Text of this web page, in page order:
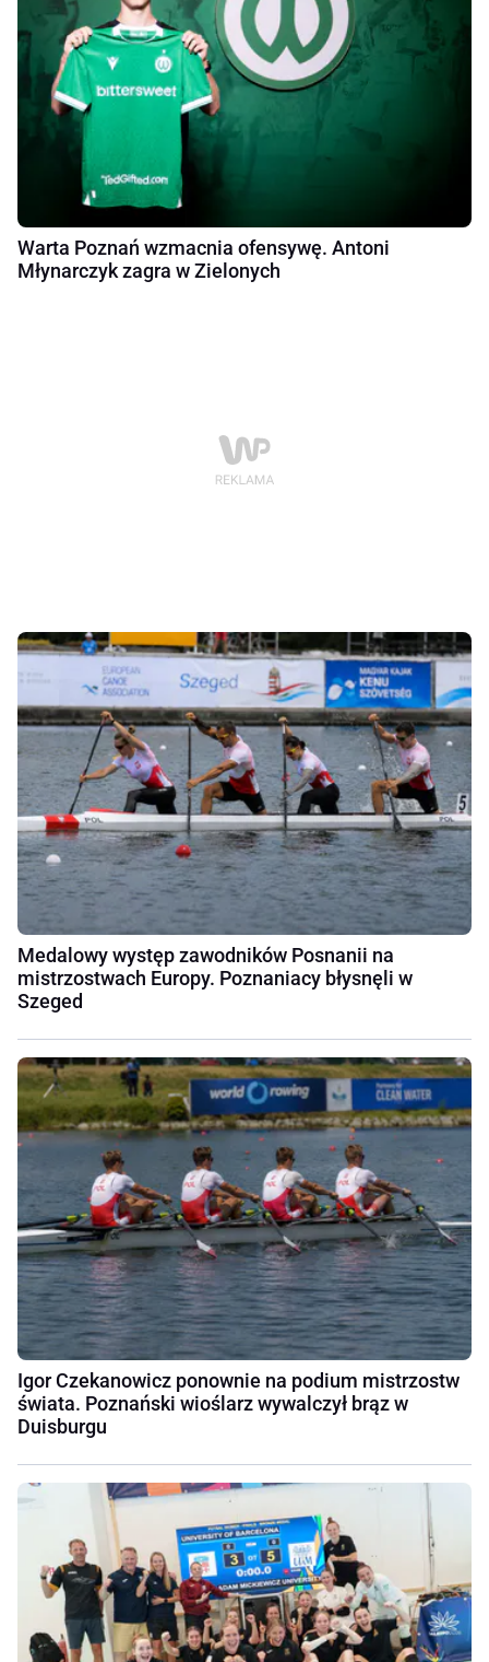
Warta Poznań wzmacnia ofensywę. Antoni
Młynarczyk zagra w Zielonych
Medalowy występ zawodników Posnanii na
mistrzostwach Europy. Poznaniacy błysnęli w
Szeged
Igor Czekanowicz ponownie na podium mistrzostw
świata. Poznański wioślarz wywalczył brąz w
Duisburgu